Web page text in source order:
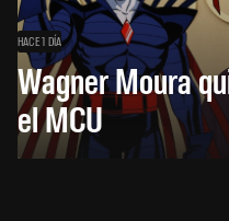
HACE 1 DÍA
Wagner Moura
el MCU